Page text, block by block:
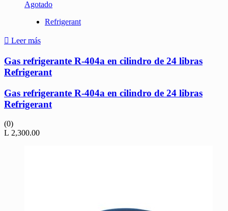
Agotado
Refrigerant
Leer más
Gas refrigerante R-404a en cilindro de 24 libras
Refrigerant
Gas refrigerante R-404a en cilindro de 24 libras
Refrigerant
(0)
L 2,300.00